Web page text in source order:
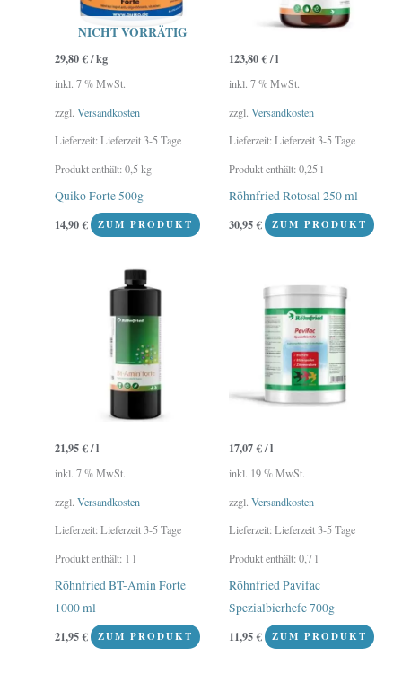
NICHT VORRÄTIG
29,80€/kg
inkl. 7 % MwSt.
zzgl.Versandkosten
Lieferzeit:Lieferzeit 3-5 Tage
Produkt enthält: 0,5kg
Quiko Forte 500g
14,90€ ZUM PRODUKT
123,80€/l
inkl. 7 % MwSt.
zzgl. Versandkosten
Lieferzeit:Lieferzeit 3-5 Tage
Produkt enthält: 0,25l
Röhnfried Rotosal 250 ml
30,95€ ZUM PRODUKT
21,95€/l
inkl. 7 % MwSt.
zzgl.Versandkosten
Lieferzeit:Lieferzeit 3-5 Tage
Produkt enthält: 1l
Röhnfried BT-Amin Forte
1000 ml
21,95€ ZUM PRODUKT
17,07€/l
inkl. 19 % MwSt.
zzgl. Versandkosten
Lieferzeit:Lieferzeit 3-5 Tage
Produkt enthält: 0,7l
Röhnfried Pavifac
Spezialbierhefe 700g
11,95€ ZUM PRODUKT